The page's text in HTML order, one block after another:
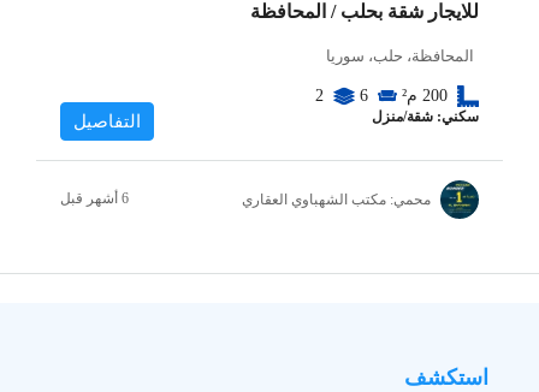
للايجار شقة بحلب / المحافظة
المحافظة، حلب، سوريا
200 م² 6
2
سكني: شقة/منزل التفاصيل
محمي: مكتب الشهباوي العقاري
استكشف